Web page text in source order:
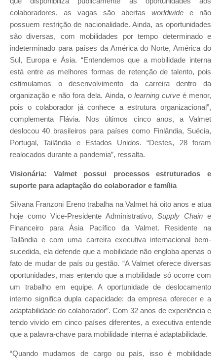
colaboradores, as vagas são abertas worldwide e não
possuem restrição de nacionalidade. Ainda, as oportunidades
são diversas, com mobilidades por tempo determinado e
indeterminado para países da América do Norte, América do
Sul, Europa e Ásia. “Entendemos que a mobilidade interna
está entre as melhores formas de retenção de talento, pois
estimulamos o desenvolvimento da carreira dentro da
organização e não fora dela. Ainda, o learning curve é menor,
pois o colaborador já conhece a estrutura organizacional”,
complementa Flávia. Nos últimos cinco anos, a Valmet
deslocou 40 brasileiros para países como Finlândia, Suécia,
Portugal, Tailândia e Estados Unidos. “Destes, 28 foram
realocados durante a pandemia”, ressalta.
Visionária: Valmet possui processos estruturados e
suporte para adaptação do colaborador e família
Silvana Franzoni Ereno trabalha na Valmet há oito anos e atua
hoje como Vice-Presidente Administrativo,Supply Chain e
Financeiro para Ásia Pacífico da Valmet. Residente na
Tailândia e com uma carreira executiva internacional bem-
sucedida, ela defende que a mobilidade não engloba apenas o
fato de mudar de país ou gestão. “A Valmet oferece diversas
oportunidades, mas entendo que a mobilidade só ocorre com
um trabalho em equipe. A oportunidade de deslocamento
interno significa dupla capacidade: da empresa oferecer e a
adaptabilidade do colaborador”. Com 32 anos de experiência e
tendo vivido em cinco países diferentes, a executiva entende
que a palavra-chave para mobilidade interna é adaptabilidade.
“Quando mudamos de cargo ou país, isso é mobilidade